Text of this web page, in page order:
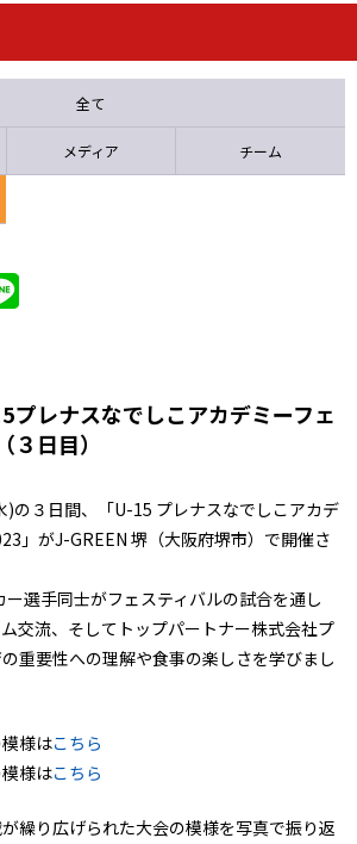
石人の星
全て
メディア チーム
プレナスなでしこアカデミーフェ
日目）
の３日間、「U-15 プレナスなでしこアカデ
」がJ-GREEN 堺（大阪府堺市）で開催さ
選手同士がフェスティバルの試合を通し
交流、そしてトップパートナー株式会社プ
重要性への理解や食事の楽しさを学びまし
様はこちら
様はこちら
繰り広げられた大会の模様を写真で振り返